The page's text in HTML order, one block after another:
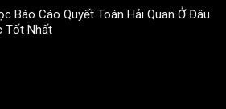
Báo Cáo Quyết Toán Hải Quan Ở Đâu
Tốt Nhất